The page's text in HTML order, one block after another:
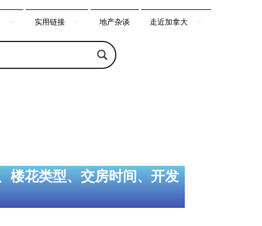
实用链接 地产杂谈 走近加拿大
楼花类型、交房时间、开发